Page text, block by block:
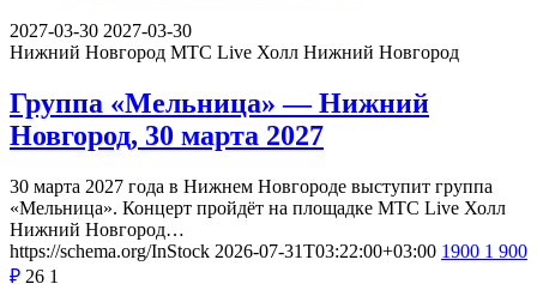
2027-03-30 2027-03-30
Нижний Новгород МТС Live Холл Нижний Новгород
Группа «Мельница» — Нижний
Новгород, 30 марта 2027
30 марта 2027 года в Нижнем Новгороде выступит группа
«Мельница». Концерт пройдёт на площадке МТС Live Холл
Нижний Новгород…
https://schema.org/InStock 2026-07-31T03:22:00+03:00 1900 1 900
₽ 26 1